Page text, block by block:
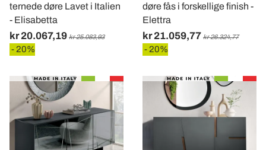
ternede døre Lavet i Italien
- Elisabetta
kr 20.067,19 kr 25.083,93
- 20%
døre fås i forskellige finish -
Elettra
kr 21.059,77 kr 26.324,77
- 20%